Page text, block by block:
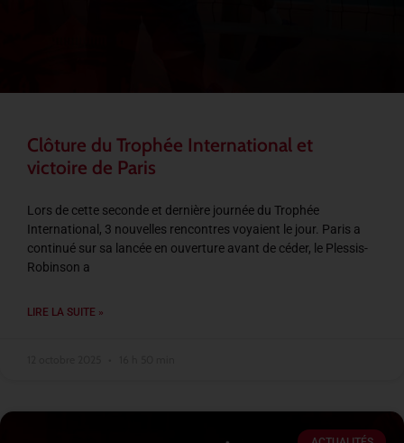
Clôture du Trophée International et
victoire de Paris
Lors de cette seconde et dernière journée du Trophée
International, 3 nouvelles rencontres voyaient le jour. Paris a
continué sur sa lancée en ouverture avant de céder, le Plessis-
Robinson a
LIRE LA SUITE »